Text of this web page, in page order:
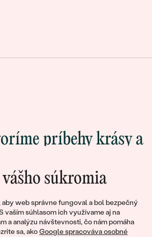
vášho súkromia
aby web správne fungoval a bol bezpečný
vaším súhlasom ich využívame aj na
a analýzu návštevnosti, čo nám pomáha
sa, akoGoogle spracováva osobné
príbehy krásy a